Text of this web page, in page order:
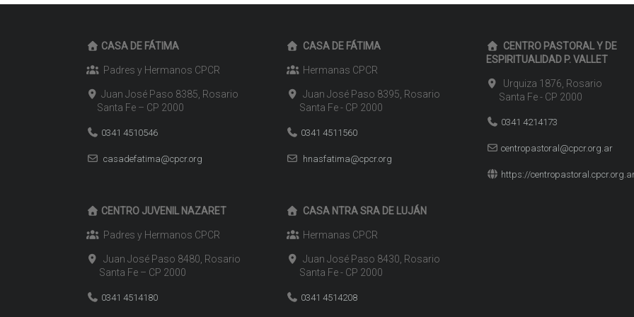
CASA DE FÁTIMA
Padres y Hermanos CPCR
Juan José Paso 8385, Rosario
Santa Fe – CP 2000
0341 4510546
casadefatima@cpcr.org
CENTRO JUVENIL NAZARET
Padres y Hermanos CPCR
Juan José Paso 8480, Rosario
Santa Fe – CP 2000
0341 4514180
CASA DE FÁTIMA
Hermanas CPCR
Juan José Paso 8395, Rosario
Santa Fe - CP 2000
0341 4511560
hnasfatima@cpcr.org
CASA NTRA SRA DE LUJÁN
Hermanas CPCR
Juan José Paso 8430, Rosario
Santa Fe - CP 2000
0341 4514208
CENTRO PASTORAL Y DE
ESPIRITUALIDAD P. VALLET
Urquiza 1876, Rosario
Santa Fe - CP 2000
0341 4214173
centropastoral@cpcr.org.ar
https://